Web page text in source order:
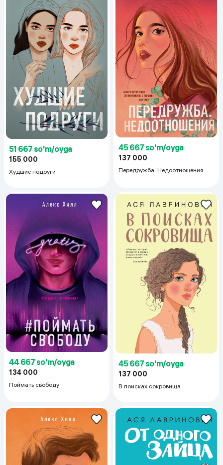
51 667 so'm/oyga
155 000
Худшие подруги
45 667 so'm/oyga
137 000
Передружба. Недоотношения
44 667 so'm/oyga
134 000
Поймать свободу
45 667 so'm/oyga
137 000
В поисках сокровища